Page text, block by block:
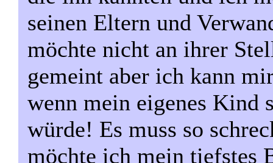
seinen Eltern und
möchte nicht an ihrer
gemeint aber ich kann
wenn mein eigenes Kind
würde! Es muss so
möchte ich mein tiefstes